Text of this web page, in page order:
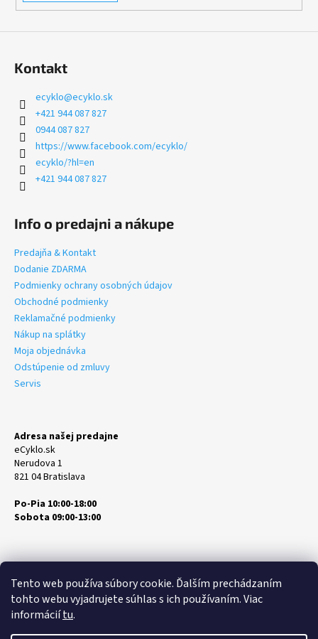
Tento web používa súbory cookie. Ďalším prechádzaním
tohto webu vyjadrujete súhlas s ich používaním. Viac
informáciítu.
Kontakt
ecyklo@ecyklo.sk
+421 944 087 827
0944 087 827
https://www.facebook.com/ecyklo/
ecyklo/?hl=en
+421 944 087 827
Info o predajni a nákupe
Predajňa & Kontakt
Dodanie ZDARMA
Podmienky ochrany osobných údajov
Obchodné podmienky
Reklamačné podmienky
Nákup na splátky
Moja objednávka
Odstúpenie od zmluvy
Servis
Adresa našej predajne
eCyklo.sk
Nerudova 1
821 04 Bratislava
Po-Pia 10:00-18:00
Sobota 09:00-13:00